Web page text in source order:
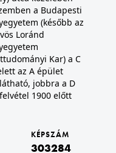
a Budapesti
(később az
Loránd
Kar) a C
az A épület
jobbra a D
1900 előtt
KÉPSZÁM
303284